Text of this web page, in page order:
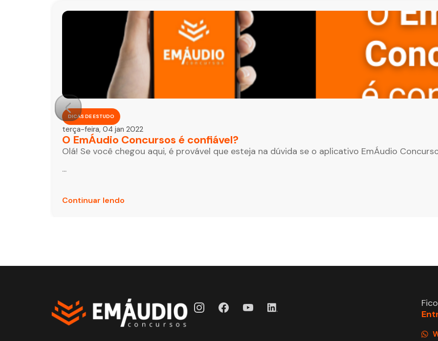
DICAS DE ESTUDO
terça-feira, 04 jan 2022
O EmÁudio Concursos é confiável?
Olá! Se você chegou aqui, é provável que esteja na dúvida se o aplicativo EmÁudio
...
Continuar lendo